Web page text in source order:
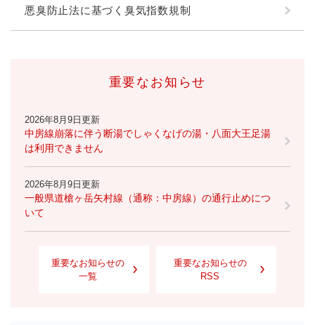
悪臭防止法に基づく臭気指数規制
重要なお知らせ
2026年8月9日更新
中房線崩落に伴う断湯でしゃくなげの湯・八面大王足湯
は利用できません
2026年8月9日更新
一般県道槍ヶ岳矢村線（通称：中房線）の通行止めにつ
いて
重要なお知らせの
一覧
重要なお知らせの
RSS